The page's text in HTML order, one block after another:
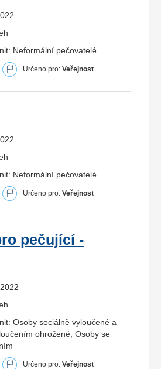
Neformální pečovatelé
Určeno pro: Veřejnost
Neformální pečovatelé
Určeno pro: Veřejnost
pečující -
Osoby sociálně vyloučené a
ohrožené, Osoby se
Určeno pro: Veřejnost